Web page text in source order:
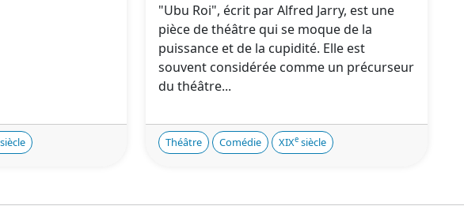
siècle
"Ubu Roi", écrit par Alfred Jarry, est une
pièce de théâtre qui se moque de la
puissance et de la cupidité. Elle est
souvent considérée comme un précurseur
du théâtre...
Théâtre Comédie XIXe siècle